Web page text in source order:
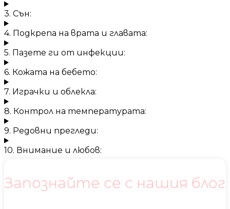
3. Сън:
4. Подкрепа на врата и главата:
5. Пазете ги от инфекции:
6. Кожата на бебето:
7. Играчки и облекла:
8. Контрол на температурата:
9. Редовни прегледи:
10. Внимание и любов:
Запознайте се с нашия блог